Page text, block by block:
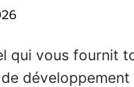
qui vous fournit
développement